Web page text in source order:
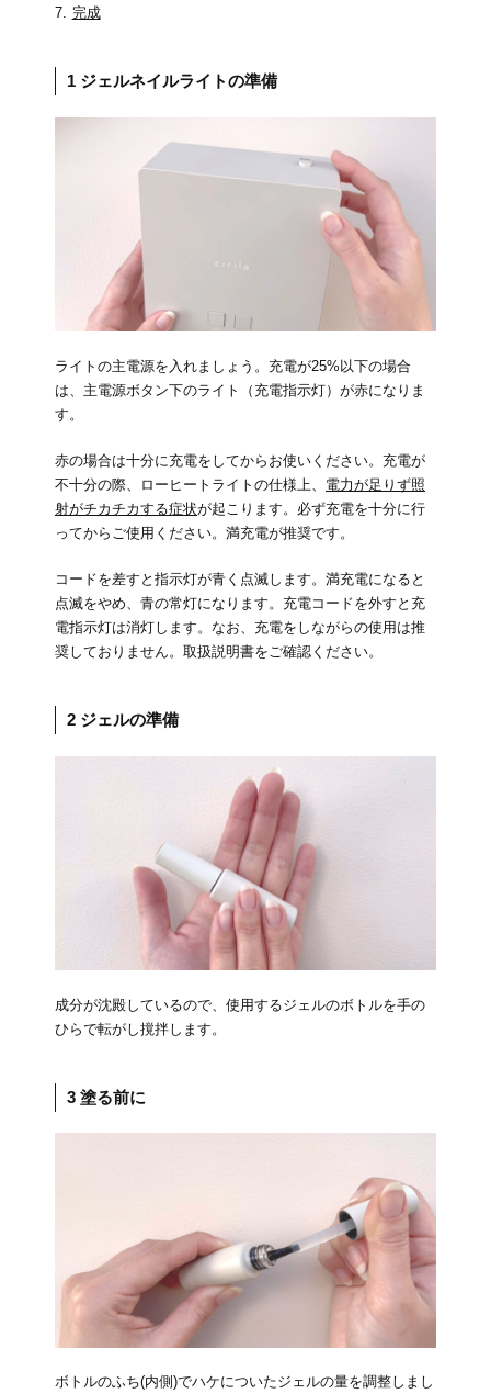
完成
1 ジェルネイルライトの準備
ライトの主電源を入れましょう。充電が25%以下の場合
は、主電源ボタン下のライト（充電指示灯）が赤になりま
す。
赤の場合は十分に充電をしてからお使いください。充電が
不十分の際、ローヒートライトの仕様上、 電力が足りず照
射がチカチカする症状が起こります。必ず充電を十分に行
ってからご使用ください。満充電が推奨です。
コードを差すと指示灯が青く点滅します。満充電になると
点滅をやめ、青の常灯になります。充電コードを外すと充
電指示灯は消灯します。なお、充電をしながらの使用は推
奨しておりません。取扱説明書をご確認ください。
2 ジェルの準備
成分が沈殿しているので、使用するジェルのボトルを手の
ひらで転がし撹拌します。
3 塗る前に
ボトルのふち(内側)でハケについたジェルの量を調整しまし